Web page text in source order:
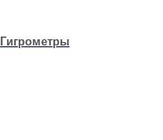
Гигрометры